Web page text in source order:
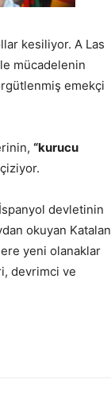
kesiliyor. A Las
mücadelenin
emekçi
“kurucu
devletinin
okuyan Katalan
yeni olanaklar
devrimci ve